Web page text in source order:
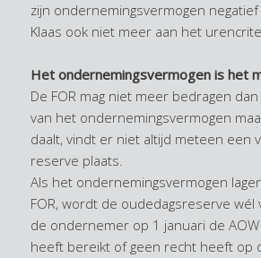
zijn ondernemingsvermogen
Klaas ook niet meer aan het
Het ondernemingsvermogen is het
De FOR mag niet meer bedragen
van het ondernemingsvermogen
daalt, vindt er niet altijd meteen een
reserve plaats.
Als het ondernemingsvermogen
FOR, wordt de oudedagsreserve wél
de ondernemer op 1 januari de
heeft bereikt of geen recht heeft op